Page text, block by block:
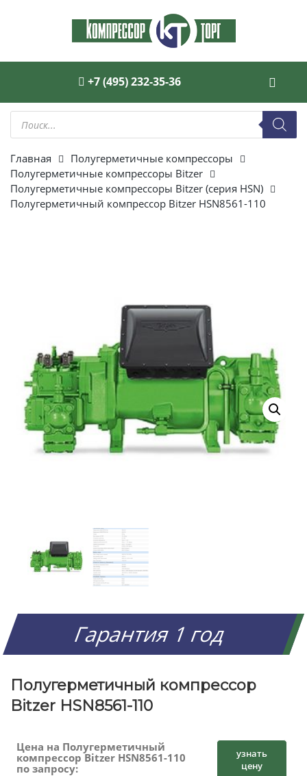
+7 (495) 232-35-36
Поиск
товаров
Главная
Полугерметичные компрессоры
Полугерметичные компрессоры Bitzer
Полугерметичные компрессоры Bitzer (серия HSN)
Полугерметичный компрессор Bitzer HSN8561-110
Гарантия 1 год
Полугерметичный компрессор
Bitzer HSN8561-110
Цена на Полугерметичный
компрессор Bitzer HSN8561-110
по запросу:
узнать
цену